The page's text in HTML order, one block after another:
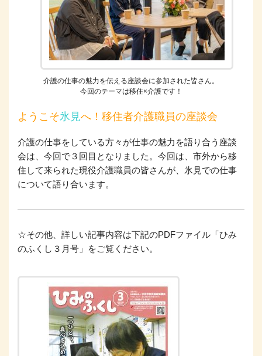
介護の仕事の魅力を伝える座談会に参加された皆さん。
今回のテーマは移住×介護です！
ようこそ氷見へ！移住者介護職員の座談会
介護の仕事をしている方々が仕事の魅力を語り合う座談
会は、今回で３回目となりました。今回は、市外から移
住して来られた現役介護職員の皆さんが、氷見での仕事
について語り合います。
☆その他、詳しい記事内容は下記のPDFファイル「ひみ
のふくし３月号」をご覧ください。